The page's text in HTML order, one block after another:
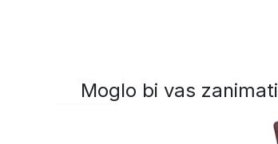
Moglo bi vas zanimati